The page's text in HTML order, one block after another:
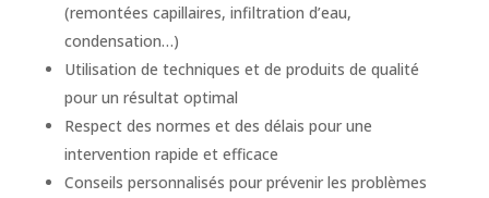
(remontées capillaires, infiltration d’eau,
condensation…)
Utilisation de techniques et de produits de qualité
pour un résultat optimal
Respect des normes et des délais pour une
intervention rapide et efficace
Conseils personnalisés pour prévenir les problèmes